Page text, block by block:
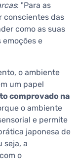
: "Para as
conscientes das
como as suas
emoções e
o ambiente
um papel
comprovado na
o ambiente
e permite
japonesa de
seja, a
o